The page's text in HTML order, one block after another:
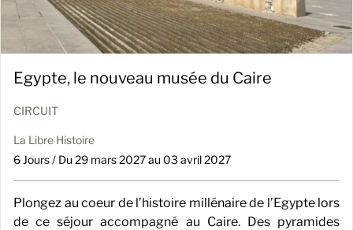
Egypte, le nouveau musée du Caire
CIRCUIT
La Libre Histoire
6 Jours / Du 29 mars 2027 au 03 avril 2027
Plongez au coeur de l’histoire millénaire de l’Egypte lors
de ce séjour accompagné au Caire. Des pyramides